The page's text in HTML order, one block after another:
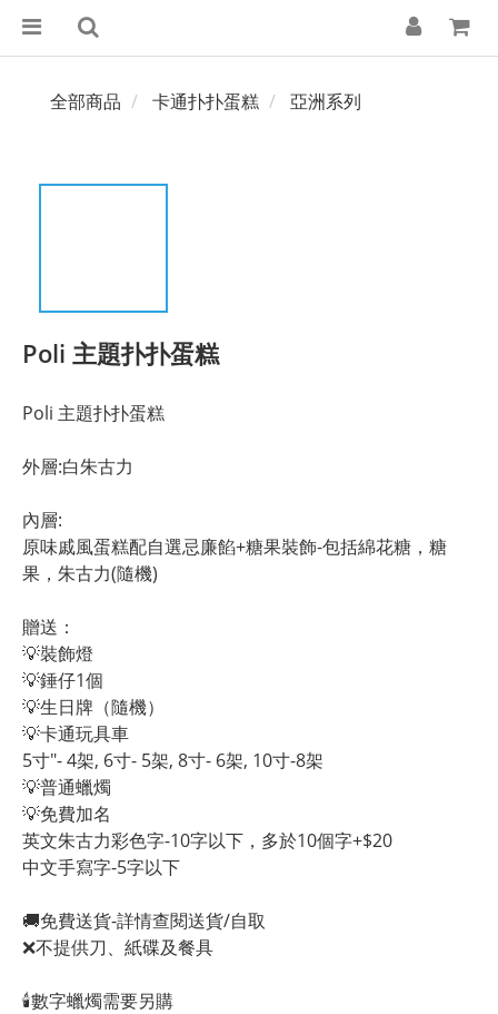
全部商品 卡通扑扑蛋糕 亞洲系列
Poli 主題扑扑蛋糕
Poli 主題扑扑蛋糕
外層:白朱古力
內層:
原味戚風蛋糕配自選忌廉餡+糖果裝飾-包括綿花糖，糖
果，朱古力(隨機)
贈送：
💡裝飾燈
💡錘仔1個
💡生日牌（隨機）
💡卡通玩具車
5寸"- 4架, 6寸- 5架, 8寸- 6架, 10寸-8架
💡普通蠟燭
💡免費加名
英文朱古力彩色字-10字以下，多於10個字+$20
中文手寫字-5字以下
🚚免費送貨-詳情查閱送貨/自取
❌不提供刀、紙碟及餐具
🕯️數字蠟燭需要另購